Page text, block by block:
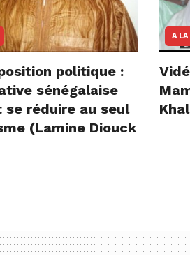
politique :
sénégalaise
se réduire au seul
(Lamine Diouck
A